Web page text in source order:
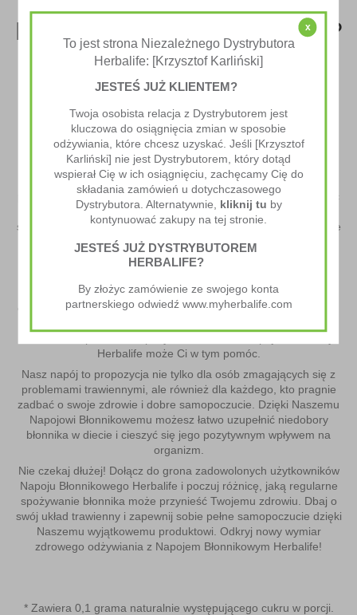
Napój Błonnikowy Herbalife?
Po pierwsze, jest on całkowicie wolny od sztucznych substancji
słodzących, co czyni go bezpiecznym dla zdrowia. Skład oparty
owsianka, kukurydza, cytrusy, cykoria i soja. To sprawia, że
napój nie tylko smakuje wyśmienicie, ale również jest pełen
wartości odżywczych.
Napój Błonnikowy Herbalife można dodawać do różnych
napojów i potraw, co sprawia, że jego stosowanie jest niezwykle
proste i wygodne. Możesz cieszyć się jego korzyściami, dodając
go do wody, soku, koktajlu czy nawet jogurtu. Jego delikatny
smak jabłek i kremowa konsystencja sprawią, że każde spożycie
będzie prawdziwą przyjemnością.
Regularne spożywanie błonnika ma wiele korzyści dla zdrowia.
pomaga w utrzymaniu prawidłowej wagi ciała, obniża poziom
cholesterolu we krwi, reguluje poziom glukozy oraz chroni przed
Herbalife może Ci w tym pomóc.
Nasz napój to propozycja nie tylko dla osób zmagających się z
problemami trawiennymi, ale również dla każdego, kto pragnie
zadbać o swoje zdrowie i dobre samopoczucie. Dzięki Naszemu
Napojowi Błonnikowemu możesz łatwo uzupełnić niedobory
błonnika w diecie i cieszyć się jego pozytywnym wpływem na
organizm.
Nie czekaj dłużej! Dołącz do grona zadowolonych użytkowników
Napoju Błonnikowego Herbalife i poczuj różnicę, jaką regularne
spożywanie błonnika może przynieść Twojemu zdrowiu. Dbaj o
swój układ trawienny i zapewnij sobie pełne samopoczucie dzięki
Naszemu wyjątkowemu produktowi. Odkryj nowy wymiar
zdrowego odżywiania z Napojem Błonnikowym Herbalife!
* Zawiera 0,1 grama naturalnie występującego cukru w porcji.
x
To jest strona Niezależnego Dystrybutora
Herbalife: [Krzysztof Karliński]
JESTEŚ JUŻ KLIENTEM?
Twoja osobista relacja z Dystrybutorem jest
kluczowa do osiągnięcia zmian w sposobie
odżywiania, które chcesz uzyskać. Jeśli [Krzysztof
Karliński] nie jest Dystrybutorem, który dotąd
wspierał Cię w ich osiągnięciu, zachęcamy Cię do
składania zamówień u dotychczasowego
Dystrybutora. Alternatywnie, kliknij tu by
kontynuować zakupy na tej stronie.
JESTEŚ JUŻ DYSTRYBUTOREM
HERBALIFE?
By złożyc zamówienie ze swojego konta
partnerskiego odwiedź www.myherbalife.com